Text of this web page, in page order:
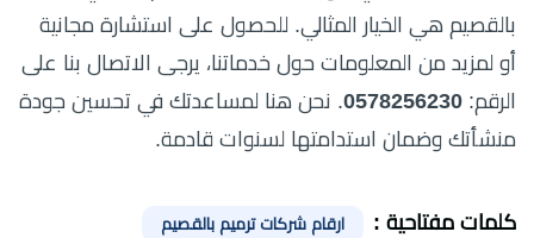
بالقصيم هي الخيار المثالي. للحصول على استشارة مجانية
أو لمزيد من المعلومات حول خدماتنا، يرجى الاتصال بنا على
الرقم: 0578256230. نحن هنا لمساعدتك في تحسين جودة
منشأتك وضمان استدامتها لسنوات قادمة.
كلمات مفتاحية : ارقام شركات ترميم بالقصيم